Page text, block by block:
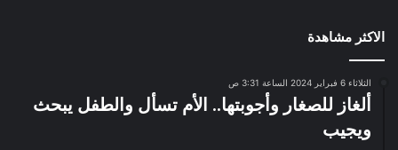
الاكثر مشاهدة
الثلاثاء 6 فبراير 2024 الساعة 3:31 ص
ألغاز للصغار وأجوبتها.. الأم تسأل والطفل يبحث
ويجيب